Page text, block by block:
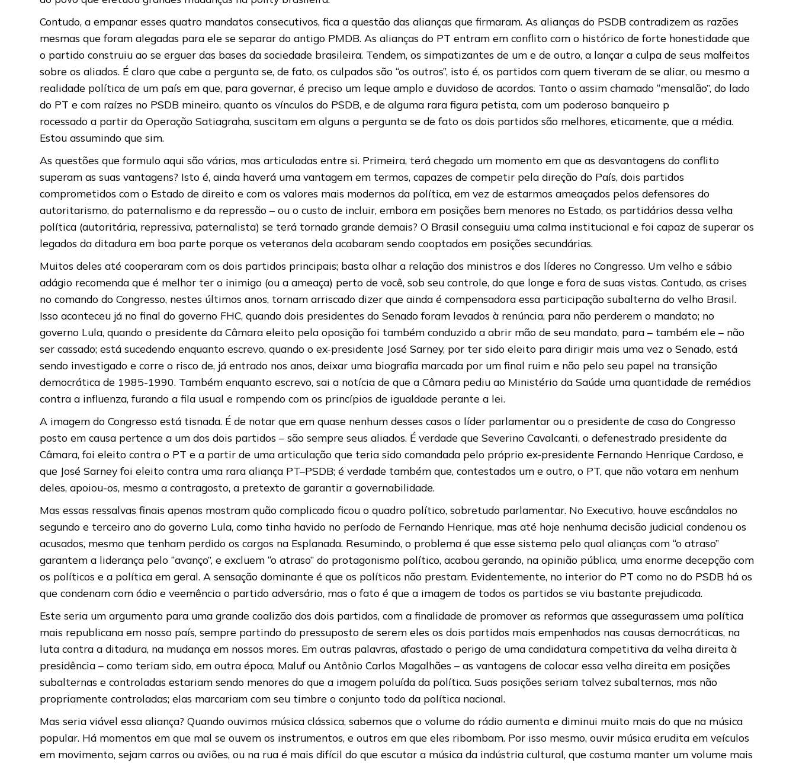
Contudo, a empanar esses quatro mandatos consecutivos, fica a questão das alianças que firmaram. As alianças do PSDB contradizem as razões
mesmas que foram alegadas para ele se separar do antigo PMDB. As alianças do PT entram em conflito com o histórico de forte honestidade que
o partido construiu ao se erguer das bases da sociedade brasileira. Tendem, os simpatizantes de um e de outro, a lançar a culpa de seus malfeitos
sobre os aliados. É claro que cabe a pergunta se, de fato, os culpados são “os outros”, isto é, os partidos com quem tiveram de se aliar, ou mesmo a
realidade política de um país em que, para governar, é preciso um leque amplo e duvidoso de acordos. Tanto o assim chamado “mensalão”, do lado
do PT e com raízes no PSDB mineiro, quanto os vínculos do PSDB, e de alguma rara figura petista, com um poderoso banqueiro p
rocessado a partir da Operação Satiagraha, suscitam em alguns a pergunta se de fato os dois partidos são melhores, eticamente, que a média.
Estou assumindo que sim.
As questões que formulo aqui são várias, mas articuladas entre si. Primeira, terá chegado um momento em que as desvantagens do conflito
superam as suas vantagens? Isto é, ainda haverá uma vantagem em termos, capazes de competir pela direção do País, dois partidos
comprometidos com o Estado de direito e com os valores mais modernos da política, em vez de estarmos ameaçados pelos defensores do
autoritarismo, do paternalismo e da repressão – ou o custo de incluir, embora em posições bem menores no Estado, os partidários dessa velha
política (autoritária, repressiva, paternalista) se terá tornado grande demais? O Brasil conseguiu uma calma institucional e foi capaz de superar os
legados da ditadura em boa parte porque os veteranos dela acabaram sendo cooptados em posições secundárias.
Muitos deles até cooperaram com os dois partidos principais; basta olhar a relação dos ministros e dos líderes no Congresso. Um velho e sábio
adágio recomenda que é melhor ter o inimigo (ou a ameaça) perto de você, sob seu controle, do que longe e fora de suas vistas. Contudo, as crises
no comando do Congresso, nestes últimos anos, tornam arriscado dizer que ainda é compensadora essa participação subalterna do velho Brasil.
Isso aconteceu já no final do governo FHC, quando dois presidentes do Senado foram levados à renúncia, para não perderem o mandato; no
governo Lula, quando o presidente da Câmara eleito pela oposição foi também conduzido a abrir mão de seu mandato, para – também ele – não
ser cassado; está sucedendo enquanto escrevo, quando o ex-presidente José Sarney, por ter sido eleito para dirigir mais uma vez o Senado, está
sendo investigado e corre o risco de, já entrado nos anos, deixar uma biografia marcada por um final ruim e não pelo seu papel na transição
democrática de 1985-1990. Também enquanto escrevo, sai a notícia de que a Câmara pediu ao Ministério da Saúde uma quantidade de remédios
contra a influenza, furando a fila usual e rompendo com os princípios de igualdade perante a lei.
A imagem do Congresso está tisnada. É de notar que em quase nenhum desses casos o líder parlamentar ou o presidente de casa do Congresso
posto em causa pertence a um dos dois partidos – são sempre seus aliados. É verdade que Severino Cavalcanti, o defenestrado presidente da
Câmara, foi eleito contra o PT e a partir de uma articulação que teria sido comandada pelo próprio ex-presidente Fernando Henrique Cardoso, e
que José Sarney foi eleito contra uma rara aliança PT–PSDB; é verdade também que, contestados um e outro, o PT, que não votara em nenhum
deles, apoiou-os, mesmo a contragosto, a pretexto de garantir a governabilidade.
Mas essas ressalvas finais apenas mostram quão complicado ficou o quadro político, sobretudo parlamentar. No Executivo, houve escândalos no
segundo e terceiro ano do governo Lula, como tinha havido no período de Fernando Henrique, mas até hoje nenhuma decisão judicial condenou os
acusados, mesmo que tenham perdido os cargos na Esplanada. Resumindo, o problema é que esse sistema pelo qual alianças com “o atraso”
garantem a liderança pelo “avanço”, e excluem “o atraso” do protagonismo político, acabou gerando, na opinião pública, uma enorme decepção com
os políticos e a política em geral. A sensação dominante é que os políticos não prestam. Evidentemente, no interior do PT como no do PSDB há os
que condenam com ódio e veemência o partido adversário, mas o fato é que a imagem de todos os partidos se viu bastante prejudicada.
Este seria um argumento para uma grande coalizão dos dois partidos, com a finalidade de promover as reformas que assegurassem uma política
mais republicana em nosso país, sempre partindo do pressuposto de serem eles os dois partidos mais empenhados nas causas democráticas, na
luta contra a ditadura, na mudança em nossos mores. Em outras palavras, afastado o perigo de uma candidatura competitiva da velha direita à
presidência – como teriam sido, em outra época, Maluf ou Antônio Carlos Magalhães – as vantagens de colocar essa velha direita em posições
subalternas e controladas estariam sendo menores do que a imagem poluída da política. Suas posições seriam talvez subalternas, mas não
propriamente controladas; elas marcariam com seu timbre o conjunto todo da política nacional.
Mas seria viável essa aliança? Quando ouvimos música clássica, sabemos que o volume do rádio aumenta e diminui muito mais do que na música
popular. Há momentos em que mal se ouvem os instrumentos, e outros em que eles ribombam. Por isso mesmo, ouvir música erudita em veículos
em movimento, sejam carros ou aviões, ou na rua é mais difícil do que escutar a música da indústria cultural, que costuma manter um volume mais